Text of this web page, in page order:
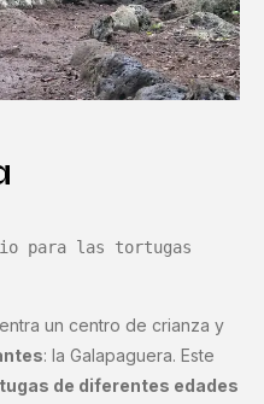
para las tortugas
un centro de crianza y
: la Galapaguera. Este
de diferentes edades